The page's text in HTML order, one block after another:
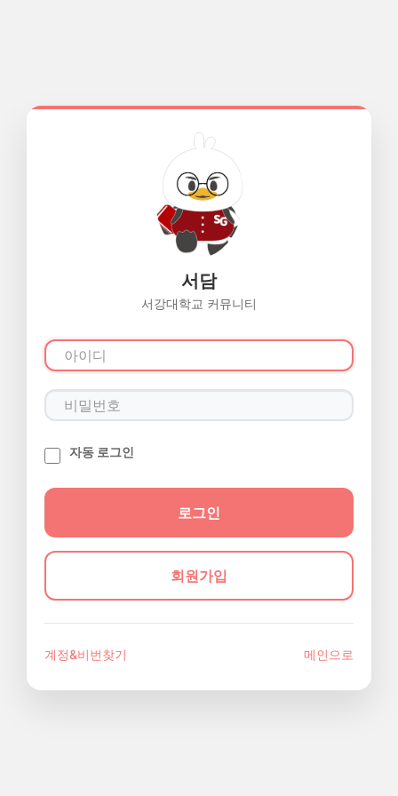
서담
서강대학교 커뮤니티
자동 로그인
회원가입
계정&비번찾기 메인으로